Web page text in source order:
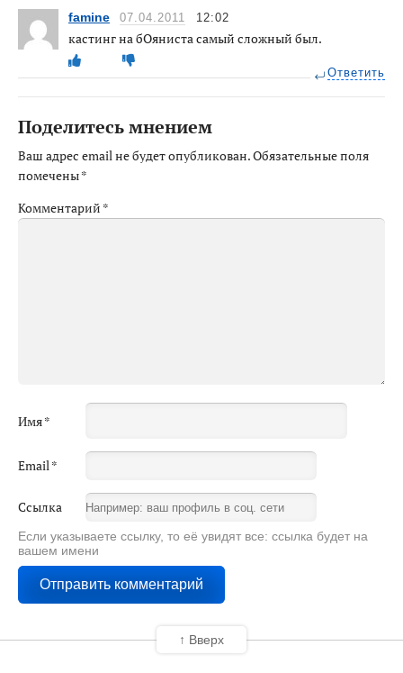
famine 07.04.2011 12:02
кастинг на бОяниста самый сложный был.
Ответить
Поделитесь мнением
Ваш адрес email не будет опубликован.Обязательные поля
помечены*
Комментарий *
Имя*
Email*
Ссылка
Если указываете ссылку, то её увидят все: ссылка будет на
вашем имени
↑ Вверх